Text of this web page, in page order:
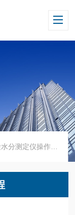
测定仪操作流程